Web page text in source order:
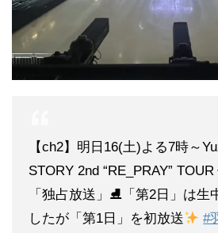
【ch2】明日16(土)よる7時～
STORY 2nd “RE_PRAY”
「独占放送」⛸「第2日」は生
したが「第1日」を初放送
#